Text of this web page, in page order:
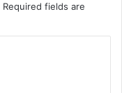
Required fields are